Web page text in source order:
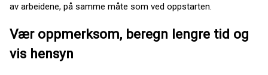
av arbeidene, på samme måte som ved oppstarten.
Vær oppmerksom, beregn lengre tid og
vis hensyn